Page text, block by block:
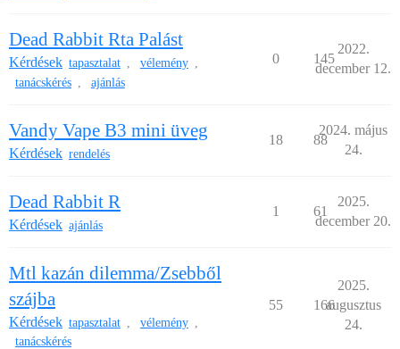
Dead Rabbit Rta Palást
Kérdések tapasztalat , vélemény ,
tanácskérés , ajánlás
0 145
2022.
december 12.
Vandy Vape B3 mini üveg
Kérdések rendelés
18 88
2024. május
24.
Dead Rabbit R
Kérdések ajánlás
1 61
2025.
december 20.
Mtl kazán dilemma/Zsebből
szájba
Kérdések tapasztalat , vélemény ,
tanácskérés
55 166
2025.
augusztus
24.